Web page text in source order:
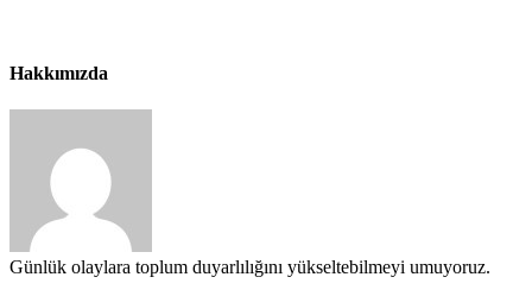
Hakkımızda
Günlük olaylara toplum duyarlılığını yükseltebilmeyi umuyoruz.